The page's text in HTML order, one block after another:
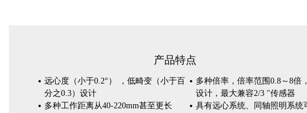
产品特点
远心度（小于0.2°） ，低畸变（小于百
分之0.3）设计
多种倍率，倍率范围0.8～8倍
设计，最大兼容2/3 ″传感器
多种工作距离从40-220mm甚至更长
具有远心系统、同轴照明系统